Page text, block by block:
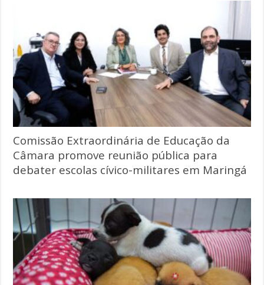
Comissão Extraordinária de Educação da
Câmara promove reunião pública para
debater escolas cívico-militares em Maringá